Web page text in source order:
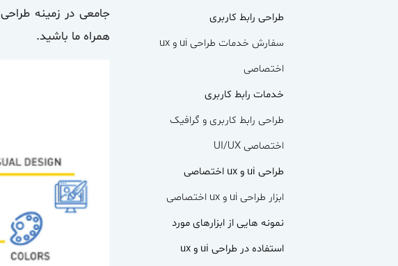
طراحی رابط کاربری
سفارش خدمات طراحیui وux
اختصاصی
خدمات رابط کاربری
طراحی رابط کاربری و گرافیک
اختصاصیUI/UX
طراحی ui و ux اختصاصی
ابزار طراحیui وux اختصاصی
نمونه هایی از ابزارهای مورد
استفاده در طراحی ui و ux
جامعی در زمینهطراحی UI/UX اختصاصی
همراه ما باشید.